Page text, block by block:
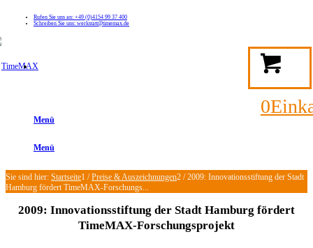
Rufen Sie uns an: +49 (0)4154 99 37 400
Schreiben Sie uns: werkstatt@timemax.de
0
Menü
Menü
Sie sind hier: Startseite1 / Preise & Auszeichnungen2 / 2009: Innovationsstiftung der Stadt
Hamburg fördert TimeMAX-Forschungs...
2009: Innovationsstiftung der Stadt Hamburg fördert
TimeMAX-Forschungsprojekt